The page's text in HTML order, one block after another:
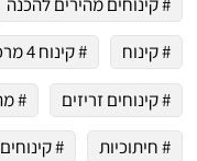
# קינוח
# קינוח 4 מרכיבים
# קינוחים זריזים
#
# חיתוכיות
#